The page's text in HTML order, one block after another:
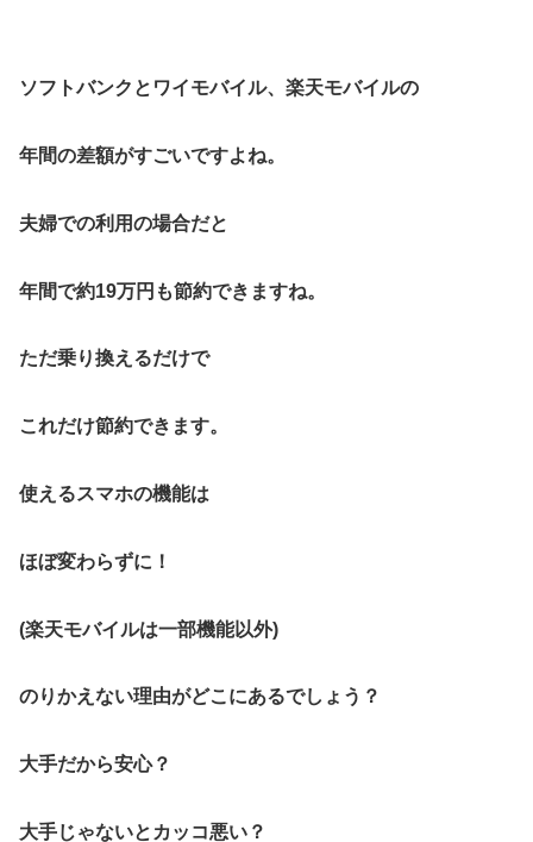
ソフトバンクとワイモバイル、楽天モバイルの
年間の差額がすごいですよね。
夫婦での利用の場合だと
年間で約19万円も節約できますね。
ただ乗り換えるだけで
これだけ節約できます。
使えるスマホの機能は
ほぼ変わらずに！
(楽天モバイルは一部機能以外)
のりかえない理由がどこにあるでしょう？
大手だから安心？
大手じゃないとカッコ悪い？